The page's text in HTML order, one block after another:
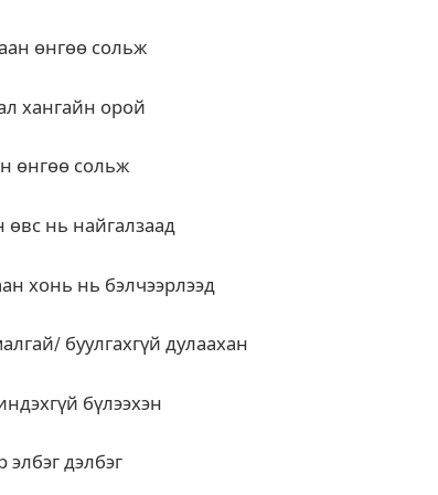
өнгөө сольж
хангайн орой
өнгөө сольж
өвс нь найгалзаад
хонь нь бэлчээрлээд
буулгахгүй дулаахан
бүлээхэн
элбэг дэлбэг